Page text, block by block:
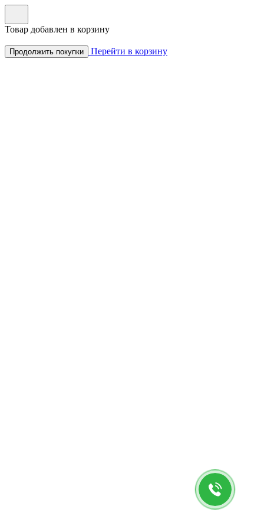
Товар добавлен в корзину
Продолжить покупки Перейти в корзину